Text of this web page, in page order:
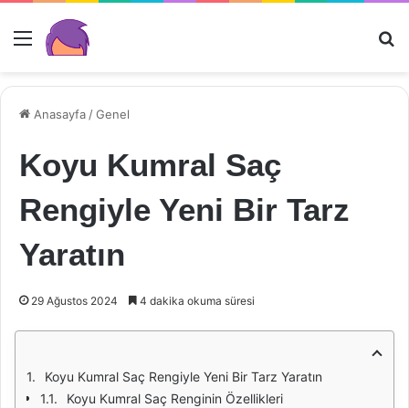
Menü
Anasayfa /Genel
Koyu Kumral Saç
Rengiyle Yeni Bir Tarz
Yaratın
29 Ağustos 2024 4 dakika okuma süresi
Koyu Kumral Saç Rengiyle Yeni Bir Tarz Yaratın
Koyu Kumral Saç Renginin Özellikleri